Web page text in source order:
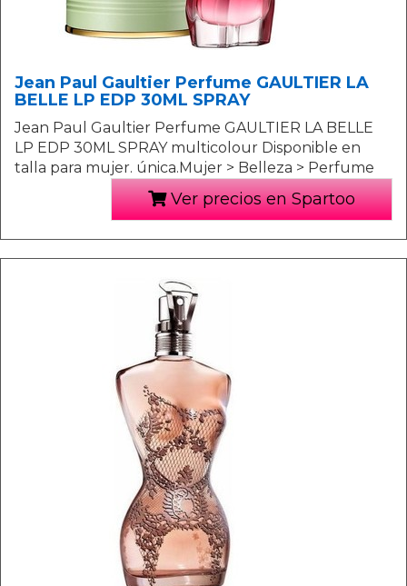
Jean Paul Gaultier Perfume GAULTIER LA
BELLE LP EDP 30ML SPRAY
Jean Paul Gaultier Perfume GAULTIER LA BELLE
LP EDP 30ML SPRAY multicolour Disponible en
talla para mujer. única.Mujer > Belleza > Perfume
Ver precios en Spartoo